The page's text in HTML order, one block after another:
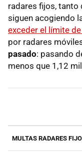
radares fijos,
siguen acogiendo
exceder el límite
por radares
pasado: pasando
menos que 1,12
MULTAS RADARES